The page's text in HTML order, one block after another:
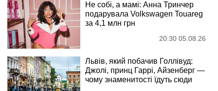
Не собі, а мамі: Анна Тринчер
подарувала Volkswagen Touareg
за 4,1 млн грн
20:30 05.08.26
Львів, який побачив Голлівуд:
Джолі, принц Гаррі, Айзенберг —
чому знаменитості їдуть сюди